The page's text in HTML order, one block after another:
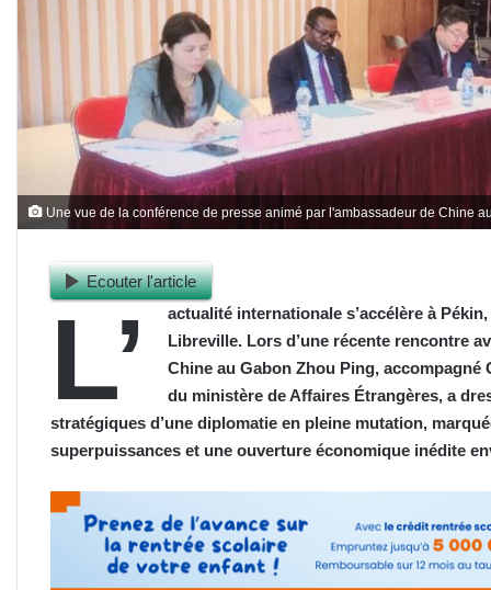
Une vue de la conférence de presse animé par l'ambassadeur de Chine
Ecouter l'article
L’
actualité internationale s’accélère à
Libreville. Lors d’une récente rencontre
Chine au Gabon Zhou Ping,
du ministère de Affaires Étrangères, a
stratégiques d’une diplomatie en pleine mutation,
superpuissances et une ouverture économique inédite